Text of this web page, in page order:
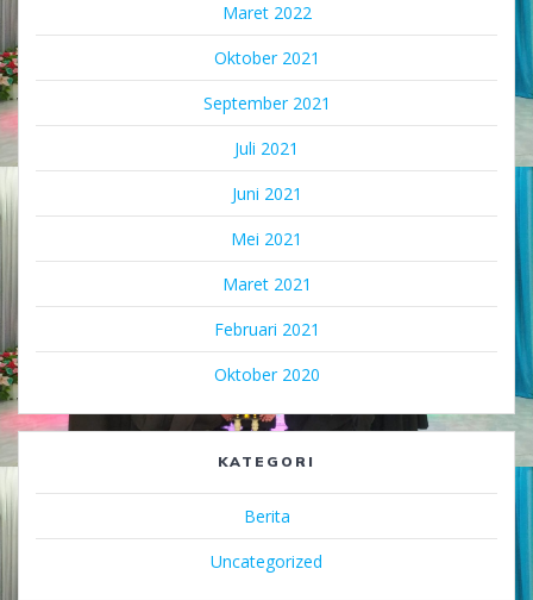
Maret 2022
Oktober 2021
September 2021
Juli 2021
Juni 2021
Mei 2021
Maret 2021
Februari 2021
Oktober 2020
KATEGORI
Berita
Uncategorized